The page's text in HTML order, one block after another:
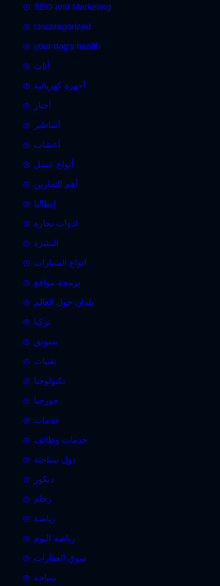
SEO and Marketing
Uncategorized
your dog's health
أثاث
أجهزة كهربائية
أخبار
أساطير
أعشاب
أنواع عسل
أهم التمارين
إيطاليا
ادوات نجارة
البشرة
انواع السيارات
برمجة مواقع
بلدان حول العالم
تركيا
تسويق
تقنيات
تكنولوجيا
جورجيا
خدمات
خدمات وظائف
دول سياحية
ديكور
رخام
رياضة
رياضه اليوم
سوق العقارات
سياحة